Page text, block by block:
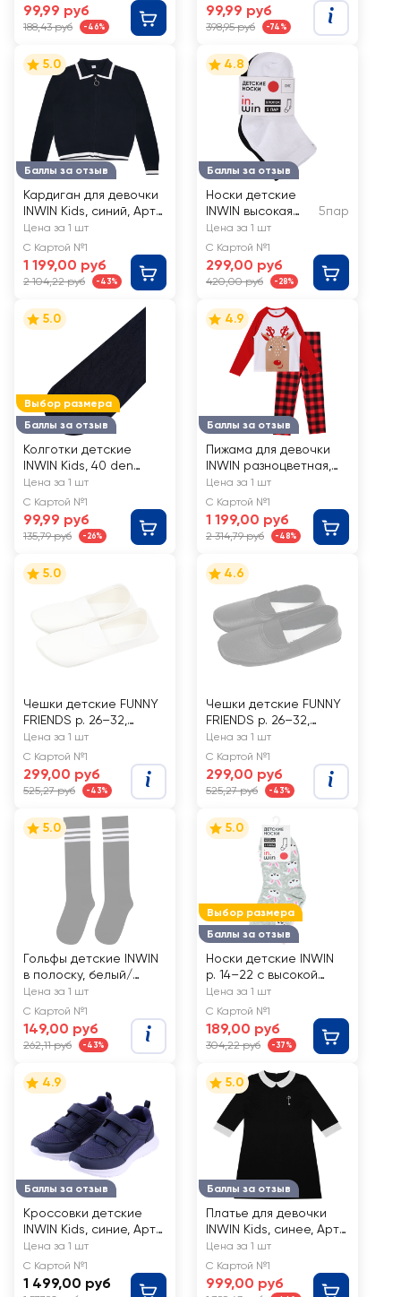
99,99 руб
188,43 руб -46%
99,99 руб
398,95 руб -74%
Баллы за отзыв
5.0
Кардиган для девочки
INWIN Kids, синий, Арт.
BTS25503-01
Цена за 1 шт
С Картой №1
1 199,00 руб
2 104,22 руб -43%
Баллы за отзыв
4.8
Носки детские
INWIN высокая
посадка, черные
и белые, Арт.
НI5бел/чер
5пар
Цена за 1 шт
С Картой №1
299,00 руб
420,00 руб -28%
Выбор размера
Баллы за отзыв
5.0
Колготки детские
INWIN Kids, 40 den
синие, Арт. BTS-40-04
Цена за 1 шт
С Картой №1
99,99 руб
135,79 руб -26%
Баллы за отзыв
4.9
Пижама для девочки
INWIN разноцветная,
Арт. NY26105-01
Цена за 1 шт
С Картой №1
1 199,00 руб
2 314,79 руб -48%
5.0
Чешки детские FUNNY
FRIENDS р. 26–32,
белые, Арт. А-001
Цена за 1 шт
С Картой №1
299,00 руб
525,27 руб -43%
4.6
Чешки детские FUNNY
FRIENDS р. 26–32,
черные, Арт. А-002
Цена за 1 шт
С Картой №1
299,00 руб
525,27 руб -43%
5.0
Гольфы детские INWIN
в полоску, белый/
черный, Арт. СП1620,
2пары
Цена за 1 шт
С Картой №1
149,00 руб
262,11 руб -43%
Выбор размера
Баллы за отзыв
5.0
Носки детские INWIN
р. 14–22 с высокой
посадкой, дизайн
зайцы, Арт. IN3hares,
3пары
Цена за 1 шт
С Картой №1
189,00 руб
304,22 руб -37%
Баллы за отзыв
4.9
Кроссовки детские
INWIN Kids, синие, Арт.
LLCL-TM202202
Цена за 1 шт
С Картой №1
1 499,00 руб
Баллы за отзыв
5.0
Платье для девочки
INWIN Kids, синее, Арт.
KNGB-4
Цена за 1 шт
С Картой №1
999,00 руб